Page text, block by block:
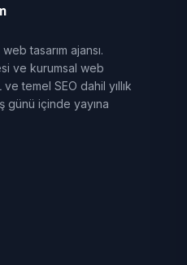
tasarım ajansı.
ve kurumsal web
ve temel SEO dahil yıllık
günü içinde yayına